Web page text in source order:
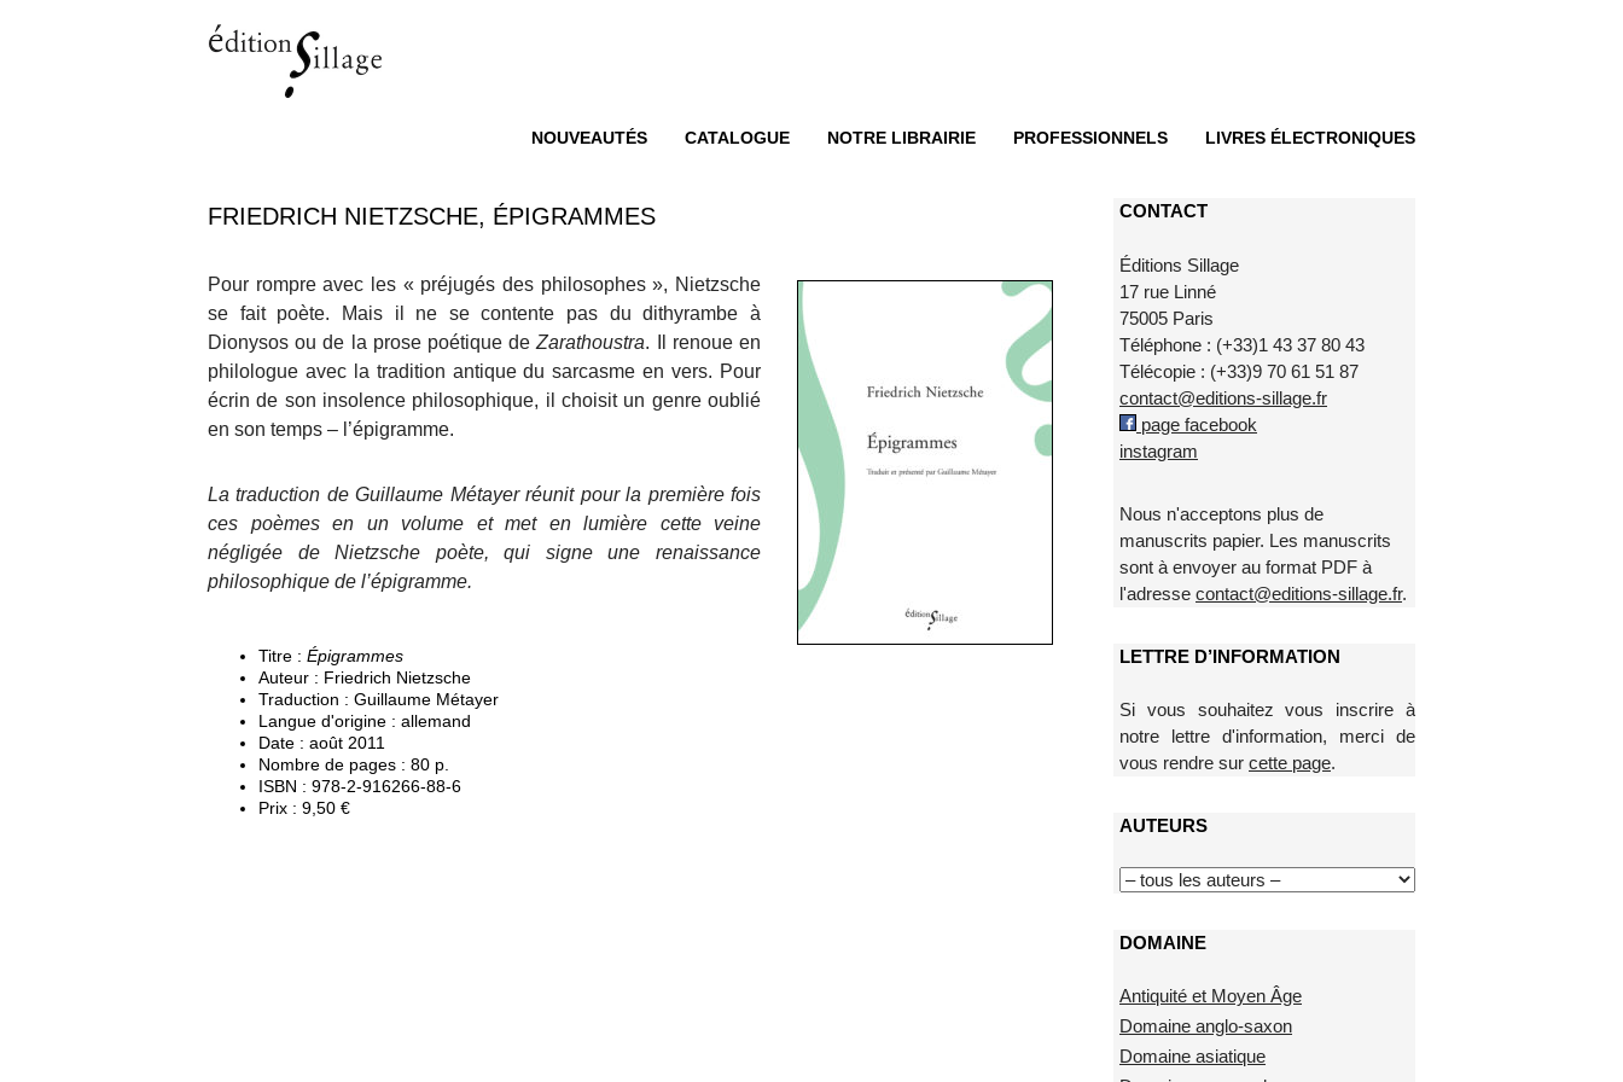
Menu
ALLER AU CONTENU
NOUVEAUTÉS CATALOGUE NOTRE LIBRAIRIE PROFESSIONNELS LIVRES ÉLECTRONIQUES
FRIEDRICH NIETZSCHE, ÉPIGRAMMES
Pour rompre avec les « préjugés des philosophes », Nietzsche
se fait poète. Mais il ne se contente pas du dithyrambe à
Dionysos ou de la prose poétique deZarathoustra. Il renoue en
philologue avec la tradition antique du sarcasme en vers. Pour
écrin de son insolence philosophique, il choisit un genre oublié
en son temps – l’épigramme.
La traduction de Guillaume Métayer réunit pour la première fois
ces poèmes en un volume et met en lumière cette veine
négligée de Nietzsche poète, qui signe une renaissance
philosophique de l’épigramme.
Titre : Épigrammes
Auteur : Friedrich Nietzsche
Traduction : Guillaume Métayer
Langue d'origine : allemand
Date : août 2011
Nombre de pages : 80 p.
ISBN : 978-2-916266-88-6
Prix : 9,50 €
CONTACT
Éditions Sillage
17 rue Linné
75005 Paris
Téléphone : (+33)1 43 37 80 43
Télécopie : (+33)9 70 61 51 87
contact@editions-sillage.fr
page facebook
instagram
Nous n'acceptons plus de
manuscrits papier. Les manuscrits
sont à envoyer au format PDF à
l'adresse contact@editions-sillage.fr.
LETTRE D’INFORMATION
Si vous souhaitez vous inscrire à
notre lettre d'information, merci de
vous rendre sur cette page.
AUTEURS
DOMAINE
Antiquité et Moyen Âge
Domaine anglo-saxon
Domaine asiatique